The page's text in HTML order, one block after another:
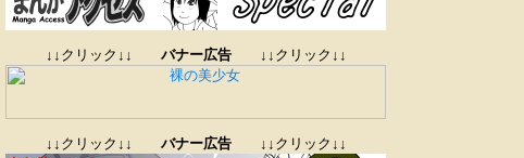
↓↓クリック↓↓ バナー広告↓↓クリック↓↓
↓↓クリック↓↓ バナー広告↓↓クリック↓↓